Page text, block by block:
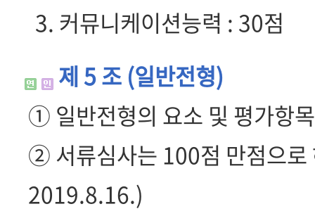
3. 커뮤니케이션능력 : 30점
제 5 조 (일반전형)
① 일반전형의 요소 및 평가항
② 서류심사는 100점 만점으로
2019.8.16.)